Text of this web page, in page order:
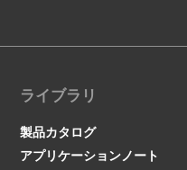
ライブラリ
製品カタログ
アプリケーションノート